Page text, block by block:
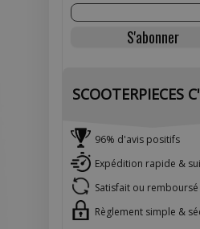
SCOOTERPIECES
96% d'avis positifs
Expédition rapide &
Satisfait ou remboursé
Règlement simple &